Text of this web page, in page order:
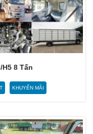
8 Tấn
KHUYẾN MÃI